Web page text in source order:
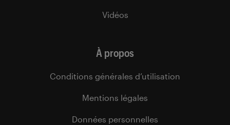
Vidéos
À propos
Conditions générales d’utilisation
Mentions légales
Données personnelles